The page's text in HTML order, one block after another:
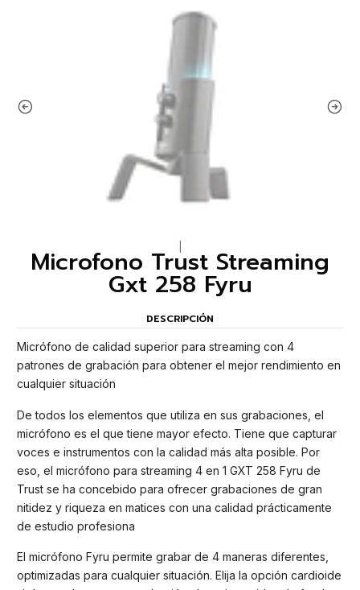
Microfono Trust Streaming
Gxt 258 Fyru
DESCRIPCIÓN
Micrófono de calidad superior para streaming con 4
patrones de grabación para obtener el mejor rendimiento en
cualquier situación
De todos los elementos que utiliza en sus grabaciones, el
micrófono es el que tiene mayor efecto. Tiene que capturar
voces e instrumentos con la calidad más alta posible. Por
eso, el micrófono para streaming 4 en 1 GXT 258 Fyru de
Trust se ha concebido para ofrecer grabaciones de gran
nitidez y riqueza en matices con una calidad prácticamente
de estudio profesiona
El micrófono Fyru permite grabar de 4 maneras diferentes,
optimizadas para cualquier situación. Elija la opción cardioide